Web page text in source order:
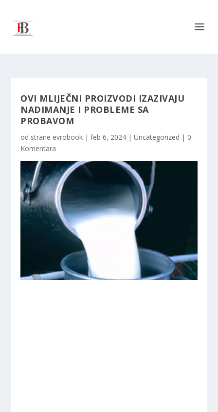
OVI MLIJEČNI PROIZVODI IZAZIVAJU
NADIMANJE I PROBLEME SA
PROBAVOM
od strane evrobook |feb 6, 2024 |Uncategorized | 0
Komentara